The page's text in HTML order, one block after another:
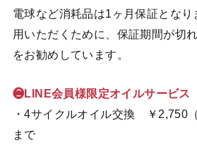
電球など消耗品は1ヶ月保証とな
用いただくために、保証期間が切
をお勧めしています。
❷LINE会員様限定オイルサービス
・4サイクルオイル交換 ￥2,750
まで